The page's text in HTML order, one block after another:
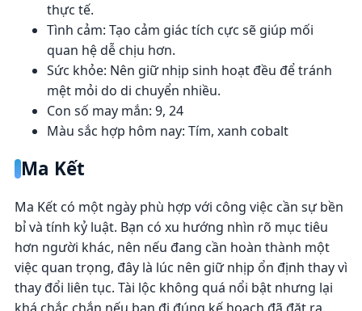
thực tế.
Tình cảm: Tạo cảm giác tích cực sẽ giúp mối
quan hệ dễ chịu hơn.
Sức khỏe: Nên giữ nhịp sinh hoạt đều để tránh
mệt mỏi do di chuyển nhiều.
Con số may mắn: 9, 24
Màu sắc hợp hôm nay: Tím, xanh cobalt
Ma Kết
Ma Kết có một ngày phù hợp với công việc cần sự bền
bỉ và tính kỷ luật. Bạn có xu hướng nhìn rõ mục tiêu
hơn người khác, nên nếu đang cần hoàn thành một
việc quan trọng, đây là lúc nên giữ nhịp ổn định thay vì
thay đổi liên tục. Tài lộc không quá nổi bật nhưng lại